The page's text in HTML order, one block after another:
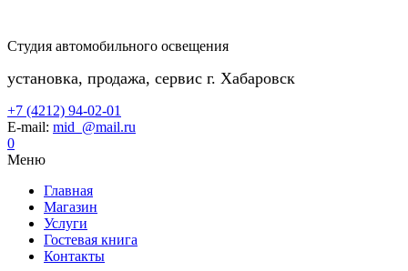
Студия автомобильного освещения
установка, продажа, сервис г. Хабаровск
+7 (4212) 94-02-01
E-mail: mid_@mail.ru
0
Меню
Главная
Магазин
Услуги
Гостевая книга
Контакты